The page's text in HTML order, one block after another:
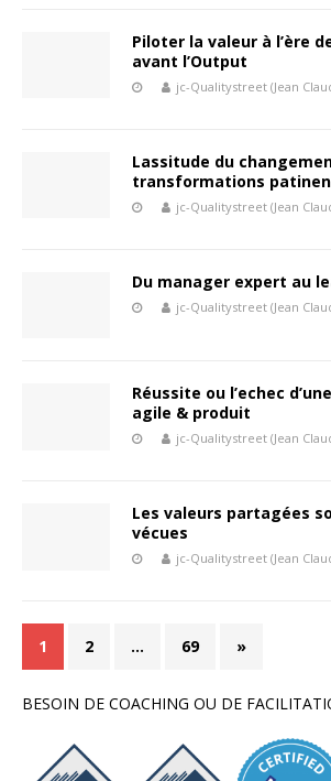
Piloter la valeur à l’ère
avant l’Output
jc-Qualitystreet (Jean
Lassitude du
transformations
jc-Qualitystreet (Jean
Du manager expert au
jc-Qualitystreet (Jean
Réussite ou l’echec
agile & produit
jc-Qualitystreet (Jean
Les valeurs partagées
vécues
jc-Qualitystreet (Jean
1 2 … 69 »
BESOIN DE COACHING OU DE